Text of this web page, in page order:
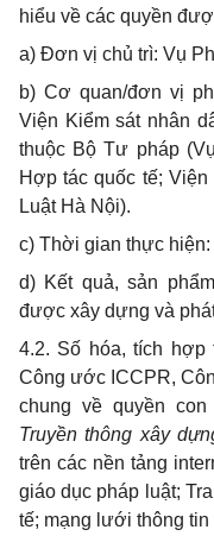
hiểu về các quyền
a) Đơn vị chủ trì: Vụ
b) Cơ quan/đơn vị
Viện Kiểm sát nhân
thuộc Bộ Tư pháp
Hợp tác quốc tế;
Luật Hà Nội).
c) Thời gian thực hiện:
d) Kết quả, sản
được xây dựng và
4.2. Số hóa, tích hợp
Công ước ICCPR,
chung về quyền
Truyền thông xây
trên các nền tảng
giáo dục pháp luật;
tế; mạng lưới thông